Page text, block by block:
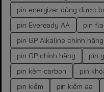
pin energizer dùng được
pin Eveready AA
pin
pin GP Alkaline chính hãng
pin GP chính hãng
pin
pin kẽm carbon
pin
pin kiềm
pin kiềm aa